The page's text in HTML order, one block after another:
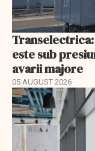
este sub
avarii majore
05 AUGUST 2026